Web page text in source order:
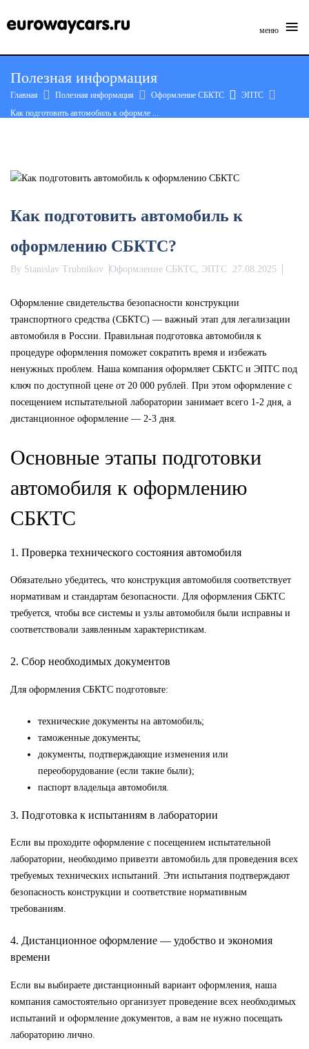
меню ≡
content
Полезная информация
Главная Полезная информация Оформление СБКТС
ЭПТС
Как подготовить автомобиль к оформле ...
Как подготовить автомобиль к
оформлению СБКТС?
By Stanislav Trubnikov Оформление СБКТС, ЭПТС 27.08.2025
Оформление свидетельства безопасности конструкции
транспортного средства (СБКТС) — важный этап для легализации
автомобиля в России. Правильная подготовка автомобиля к
процедуре оформления поможет сократить время и избежать
ненужных проблем. Наша компания оформляет СБКТС и ЭПТС под
ключ по доступной цене от 20 000 рублей. При этом оформление с
посещением испытательной лаборатории занимает всего 1-2 дня, а
дистанционное оформление — 2-3 дня.
Основные этапы подготовки
автомобиля к оформлению
СБКТС
1. Проверка технического состояния автомобиля
Обязательно убедитесь, что конструкция автомобиля соответствует
нормативам и стандартам безопасности. Для оформления СБКТС
требуется, чтобы все системы и узлы автомобиля были исправны и
соответствовали заявленным характеристикам.
2. Сбор необходимых документов
Для оформления СБКТС подготовьте:
технические документы на автомобиль;
таможенные документы;
документы, подтверждающие изменения или
переоборудование (если такие были);
паспорт владельца автомобиля.
3. Подготовка к испытаниям в лаборатории
Если вы проходите оформление с посещением испытательной
лаборатории, необходимо привезти автомобиль для проведения всех
требуемых технических испытаний. Эти испытания подтверждают
безопасность конструкции и соответствие нормативным
требованиям.
4. Дистанционное оформление — удобство и экономия
времени
Если вы выбираете дистанционный вариант оформления, наша
компания самостоятельно организует проведение всех необходимых
испытаний и оформление документов, а вам не нужно посещать
лабораторию лично.